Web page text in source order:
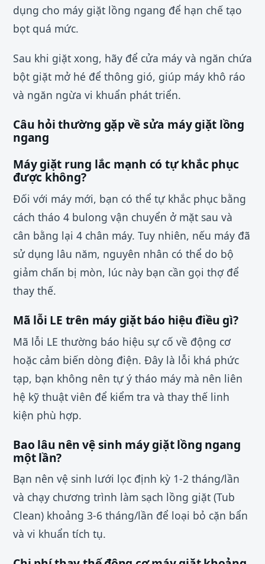
dụng cho máy giặt lồng ngang để hạn chế tạo
bọt quá mức.
Sau khi giặt xong, hãy để cửa máy và ngăn chứa
bột giặt mở hé để thông gió, giúp máy khô ráo
và ngăn ngừa vi khuẩn phát triển.
Câu hỏi thường gặp về sửa máy giặt lồng
ngang
Máy giặt rung lắc mạnh có tự khắc phục
được không?
Đối với máy mới, bạn có thể tự khắc phục bằng
cách tháo 4 bulong vận chuyển ở mặt sau và
cân bằng lại 4 chân máy. Tuy nhiên, nếu máy đã
sử dụng lâu năm, nguyên nhân có thể do bộ
giảm chấn bị mòn, lúc này bạn cần gọi thợ để
thay thế.
Mã lỗi LE trên máy giặt báo hiệu điều gì?
Mã lỗi LE thường báo hiệu sự cố về động cơ
hoặc cảm biến dòng điện. Đây là lỗi khá phức
tạp, bạn không nên tự ý tháo máy mà nên liên
hệ kỹ thuật viên để kiểm tra và thay thế linh
kiện phù hợp.
Bao lâu nên vệ sinh máy giặt lồng ngang
một lần?
Bạn nên vệ sinh lưới lọc định kỳ 1-2 tháng/lần
và chạy chương trình làm sạch lồng giặt (Tub
Clean) khoảng 3-6 tháng/lần để loại bỏ cặn bẩn
và vi khuẩn tích tụ.